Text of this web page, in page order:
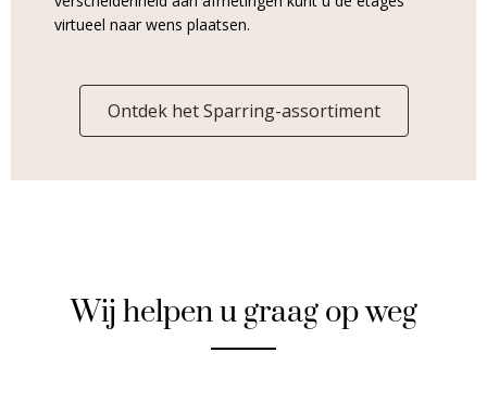
virtueel naar wens plaatsen.
Ontdek het Sparring-assortiment
Wij helpen u graag op weg